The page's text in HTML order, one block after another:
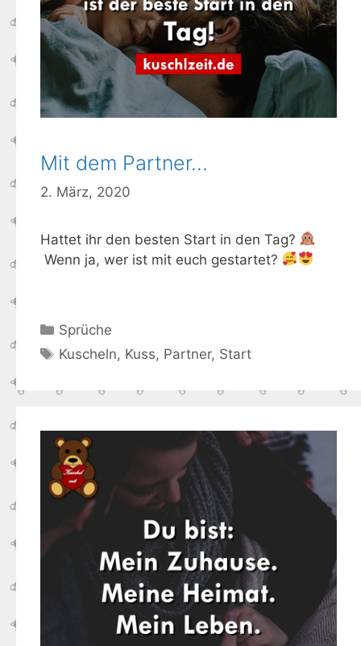
Mit dem Partner…
2. März, 2020
Hattet ihr den besten Start in den Tag?
Wenn ja, wer ist mit euch gestartet?
Kategorien
Sprüche
Schlagwörter
Kuscheln, Kuss, Partner, Start